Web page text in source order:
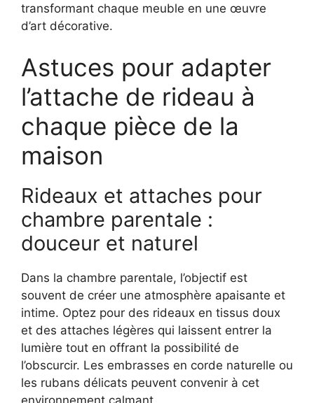
transformant chaque meuble en une œuvre
d’art décorative.
Astuces pour adapter
l’attache de rideau à
chaque pièce de la
maison
Rideaux et attaches pour
chambre parentale :
douceur et naturel
Dans la chambre parentale, l’objectif est
souvent de créer une atmosphère apaisante et
intime. Optez pour des rideaux en tissus doux
et des attaches légères qui laissent entrer la
lumière tout en offrant la possibilité de
l’obscurcir. Les embrasses en corde naturelle ou
les rubans délicats peuvent convenir à cet